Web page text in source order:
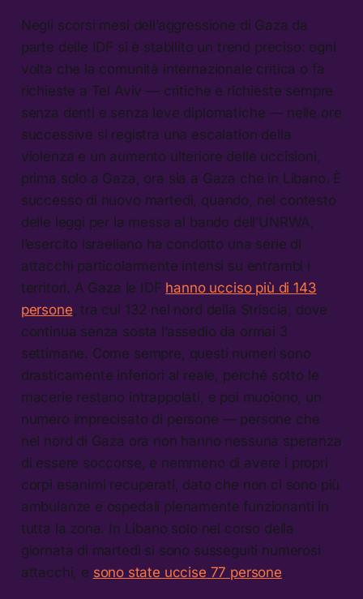
Negli scorsi mesi dell’aggressione di Gaza da
parte delle IDF si è stabilito un trend preciso: ogni
volta che la comunità internazionale critica o fa
richieste a Tel Aviv — critiche e richieste sempre
senza denti e senza leve diplomatiche — nelle ore
successive si registra una escalation della
violenza e un aumento ulteriore delle uccisioni,
prima solo a Gaza, ora sia a Gaza che in Libano. È
successo di nuovo martedì, quando, nel contesto
delle leggi per la messa al bando dell’UNRWA,
l’esercito israeliano ha condotto una serie di
attacchi particolarmente intensi su entrambi i
territori. A Gaza le IDF hanno ucciso più di 143
persone , tra cui 132 nel nord della Striscia, dove
continua senza sosta l’assedio da ormai 3
settimane. Come sempre, questi numeri sono
drasticamente inferiori al reale, perché sotto le
macerie restano intrappolati, e poi muoiono, un
numero imprecisato di persone — persone che
nel nord di Gaza ora non hanno nessuna speranza
di essere soccorse, e nemmeno di avere i propri
corpi esanimi recuperati, dato che non ci sono più
ambulanze e ospedali pienamente funzionanti in
tutta la zona. In Libano solo nel corso della
giornata di martedì si sono susseguiti numerosi
attacchi, e sono state uccise 77 persone.